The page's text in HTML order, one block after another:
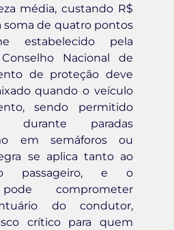
média, custando R$
soma de quatro pontos
estabelecido pela
Nacional de
de proteção deve
quando o veículo
sendo permitido
durante paradas
em semáforos ou
se aplica tanto ao
passageiro, e o
comprometer
do condutor,
crítico para quem